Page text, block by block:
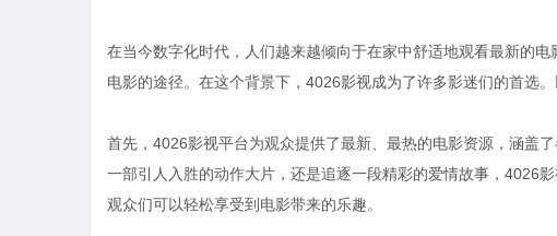
在当今数字化时代，人们越来越倾向于在家中舒适地观看最新的
电影的途径。在这个背景下，4026影视成为了许多影迷们的首选
首先，4026影视平台为观众提供了最新、最热的电影资源，涵盖
一部引人入胜的动作大片，还是追逐一段精彩的爱情故事，4026
观众们可以轻松享受到电影带来的乐趣。